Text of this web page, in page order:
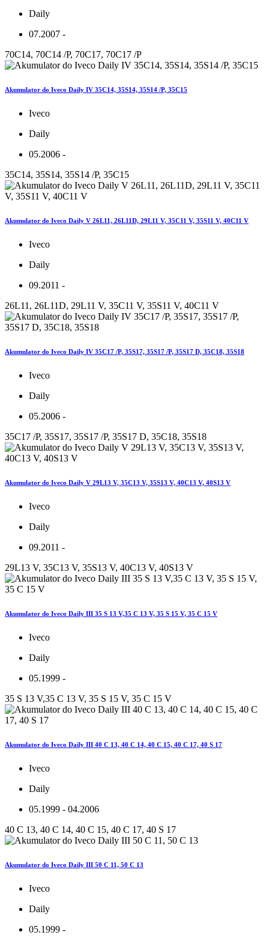
Daily
07.2007 -
70C14, 70C14 /P, 70C17, 70C17 /P
Akumulator do Iveco Daily IV 35C14, 35S14, 35S14 /P, 35C15
Iveco
Daily
05.2006 -
35C14, 35S14, 35S14 /P, 35C15
Akumulator do Iveco Daily V 26L11, 26L11D, 29L11 V, 35C11 V, 35S11 V, 40C11 V
Iveco
Daily
09.2011 -
26L11, 26L11D, 29L11 V, 35C11 V, 35S11 V, 40C11 V
Akumulator do Iveco Daily IV 35C17 /P, 35S17, 35S17 /P, 35S17 D, 35C18, 35S18
Iveco
Daily
05.2006 -
35C17 /P, 35S17, 35S17 /P, 35S17 D, 35C18, 35S18
Akumulator do Iveco Daily V 29L13 V, 35C13 V, 35S13 V, 40C13 V, 40S13 V
Iveco
Daily
09.2011 -
29L13 V, 35C13 V, 35S13 V, 40C13 V, 40S13 V
Akumulator do Iveco Daily III 35 S 13 V,35 C 13 V, 35 S 15 V, 35 C 15 V
Iveco
Daily
05.1999 -
35 S 13 V,35 C 13 V, 35 S 15 V, 35 C 15 V
Akumulator do Iveco Daily III 40 C 13, 40 C 14, 40 C 15, 40 C 17, 40 S 17
Iveco
Daily
05.1999 - 04.2006
40 C 13, 40 C 14, 40 C 15, 40 C 17, 40 S 17
Akumulator do Iveco Daily III 50 C 11, 50 C 13
Iveco
Daily
05.1999 -